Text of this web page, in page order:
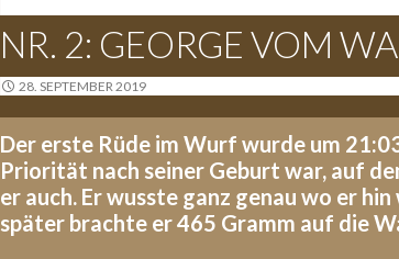
NR. 2: GEORGE VOM
28. SEPTEMBER 2019
Der erste Rüde im Wurf wurde um
Priorität nach seiner Geburt war, auf
er auch. Er wusste ganz genau wo er
später brachte er 465 Gramm auf die